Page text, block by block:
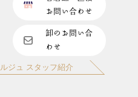
お問い合わせ
卸のお問い合
わせ
ジュ スタッフ紹介